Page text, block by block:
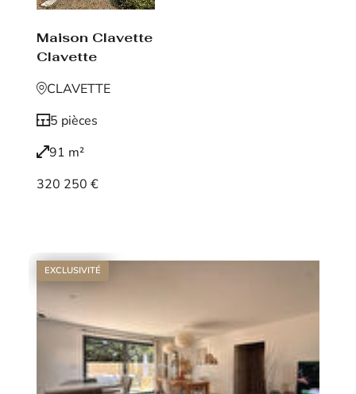
Maison Clavette
Clavette
CLAVETTE
5 pièces
91 m²
320 250 €
EXCLUSIVITÉ